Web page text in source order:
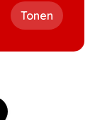
Tonen